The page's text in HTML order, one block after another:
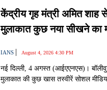
केंद्रीय गृह मंत्री अमित शाह
मुलाकात कुछ नया सीखने का
IANS | August 4, 2026 4:30 PM
नई दिल्ली, 4 अगस्त (आईएएनएस)।
मुलाकात की कुछ खास तस्वीरें सोशल